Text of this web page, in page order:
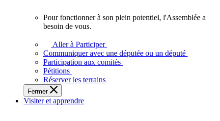
plein
potentiel,
l'Assemblée
a
besoin
de
Pour fonctionner à son plein potentiel, l'Assemblée a
besoin de vous.
Aller à Participer
Communiquer avec une députée ou un député
Participation aux comités
Pétitions
Réserver les terrains
Fermer
Visiter et apprendre